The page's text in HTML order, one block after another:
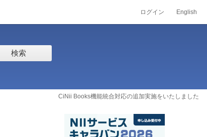
ログイン English
検索
CiNii Books機能統合対応の追加実施をいたしました